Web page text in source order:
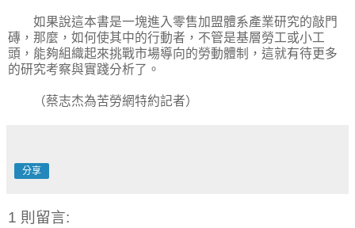
如果說這本書是一塊進入零售加盟體系產業研究的敲門
磚，那麼，如何使其中的行動者，不管是基層勞工或小工
頭，能夠組織起來挑戰市場導向的勞動體制，這就有待更多
的研究考察與實踐分析了。
（蔡志杰為苦勞網特約記者）
分享
1 則留言: